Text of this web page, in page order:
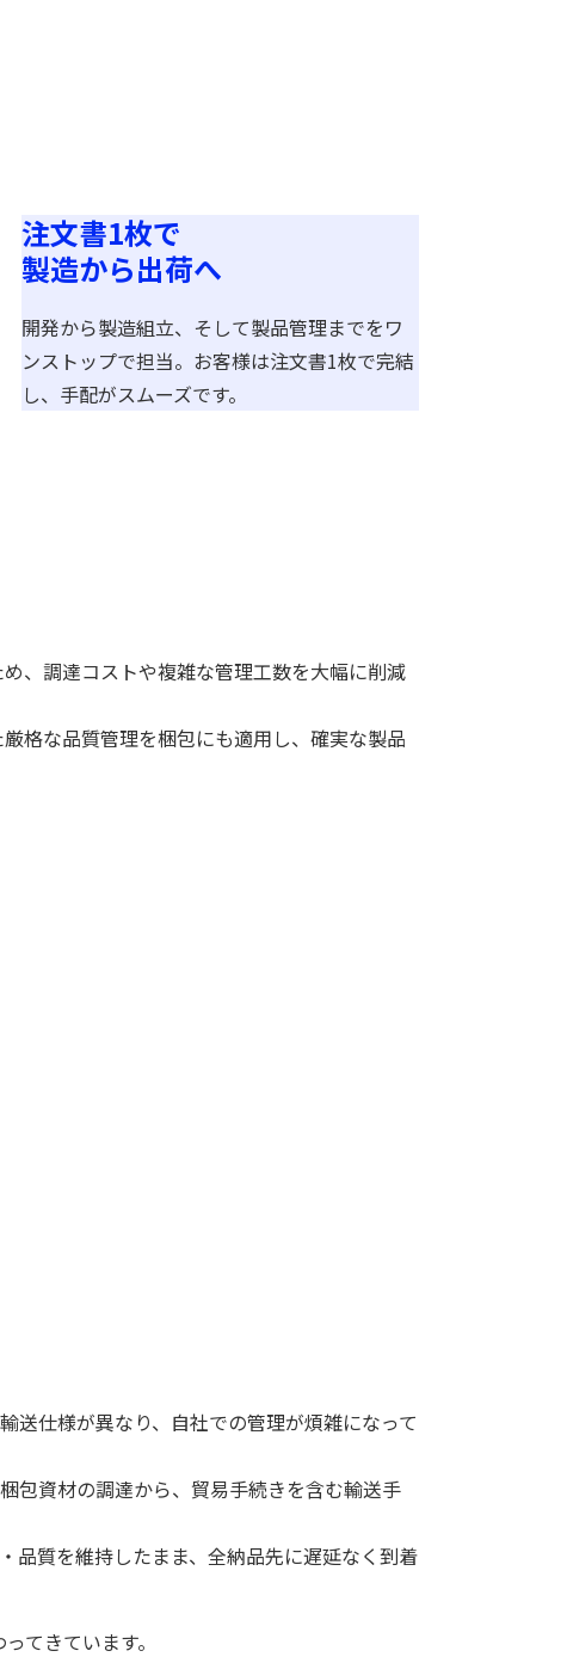
注文書1枚で
製造から出荷へ
開発から製造組立、そして製品管理までをワ
ンストップで担当。お客様は注文書1枚で完結
し、手配がスムーズです。
、調達コストや複雑な管理工数を大幅に削減
格な品質管理を梱包にも適用し、確実な製品
送仕様が異なり、自社での管理が煩雑になって
包資材の調達から、貿易手続きを含む輸送手
品質を維持したまま、全納品先に遅延なく到着
てきています。